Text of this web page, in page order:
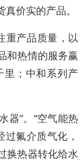
价实的产品。
重产品质量，以
和热情的服务赢
里；中和系列产
器”。“空气能热
氟介质气化，
换热器转化给水